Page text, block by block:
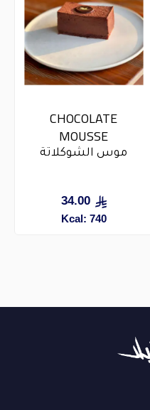
CHOCOLATE
MOUSSE​
موس الشوكلاتة
34.00
Kcal: 740